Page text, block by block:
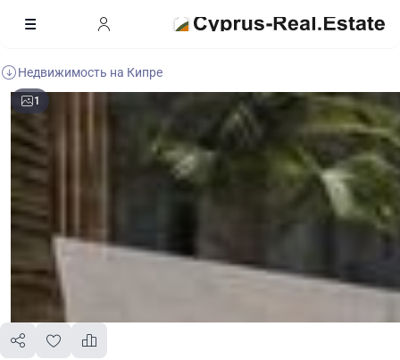
Недвижимость на Кипре
1